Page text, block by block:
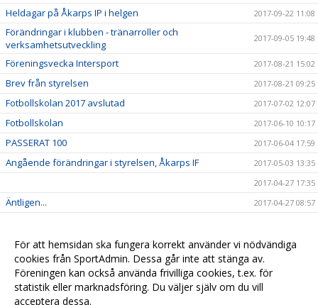
Heldagar på Åkarps IP i helgen 2017-09-22 11:08
Förändringar i klubben - tränarroller och
verksamhetsutveckling
2017-09-05 19:48
Föreningsvecka Intersport 2017-08-21 15:02
Brev från styrelsen 2017-08-21 09:25
Fotbollskolan 2017 avslutad 2017-07-02 12:07
Fotbollskolan 2017-06-10 10:17
PASSERAT 100 2017-06-04 17:59
Angående förändringar i styrelsen, Åkarps IF
2017-05-03 13:35
2017-04-27 17:35
Äntligen... 2017-04-27 08:57
Nyheter i profilsortimentet 2017-02-03 08:10
Utbildning genomförd 2016-12-12 20:40
För att hemsidan ska fungera korrekt använder vi nödvändiga
cookies från SportAdmin. Dessa går inte att stänga av.
Föreningen kan också använda frivilliga cookies, t.ex. för
statistik eller marknadsföring. Du väljer själv om du vill
acceptera dessa.